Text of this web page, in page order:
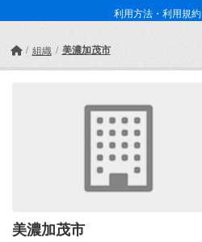
利用方法・利用規約
組織 美濃加茂市
美濃加茂市